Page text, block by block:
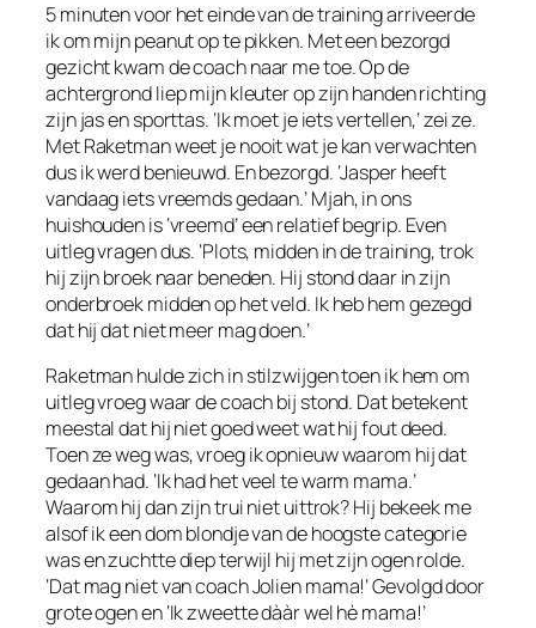
5 minuten voor het einde van de training arriveerde
ik om mijn peanut op te pikken. Met een bezorgd
gezicht kwam de coach naar me toe. Op de
achtergrond liep mijn kleuter op zijn handen richting
zijn jas en sporttas. ‘Ik moet je iets vertellen,’ zei ze.
Met Raketman weet je nooit wat je kan verwachten
dus ik werd benieuwd. En bezorgd. ‘Jasper heeft
vandaag iets vreemds gedaan.’ Mjah, in ons
huishouden is ‘vreemd’ een relatief begrip. Even
uitleg vragen dus. ‘Plots, midden in de training, trok
hij zijn broek naar beneden. Hij stond daar in zijn
onderbroek midden op het veld. Ik heb hem gezegd
dat hij dat niet meer mag doen.’
Raketman hulde zich in stilzwijgen toen ik hem om
uitleg vroeg waar de coach bij stond. Dat betekent
meestal dat hij niet goed weet wat hij fout deed.
Toen ze weg was, vroeg ik opnieuw waarom hij dat
gedaan had. ‘Ik had het veel te warm mama.’
Waarom hij dan zijn trui niet uittrok? Hij bekeek me
alsof ik een dom blondje van de hoogste categorie
was en zuchtte diep terwijl hij met zijn ogen rolde.
‘Dat mag niet van coach Jolien mama!’ Gevolgd door
grote ogen en ‘Ik zweette dààr wel hè mama!’